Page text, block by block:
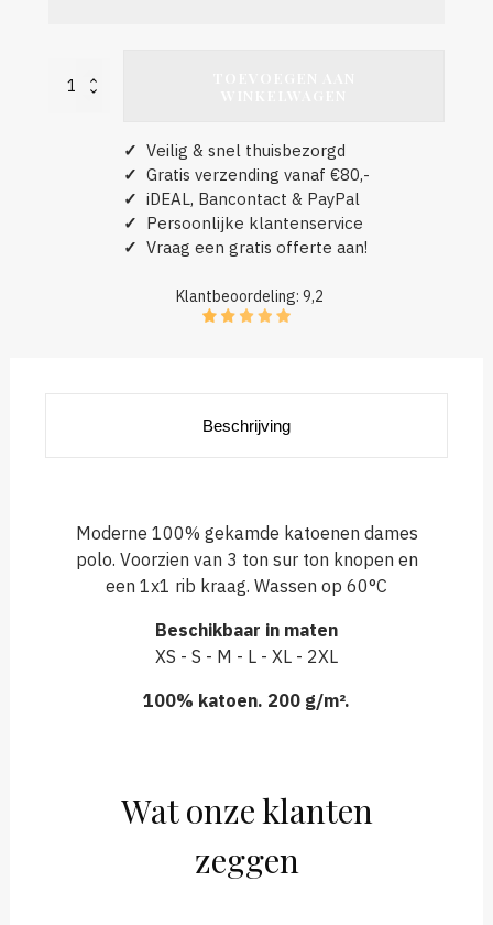
Clique
Dames
✓ Veilig & snel thuisbezorgd
✓ Gratis verzending vanaf €80,-
✓ iDEAL, Bancontact & PayPal
✓ Persoonlijke klantenservice
✓ Vraag een gratis offerte aan!
Klantbeoordeling: 9,2
Beschrijving
Moderne 100% gekamde katoenen dames
polo. Voorzien van 3 ton sur ton knopen en
een 1x1 rib kraag. Wassen op 60°C
Beschikbaar in maten
XS - S - M - L - XL - 2XL
100% katoen. 200 g/m².
Wat onze klanten
zeggen